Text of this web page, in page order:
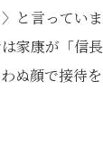
と言ってい
家康が「信
ぬ顔で接待